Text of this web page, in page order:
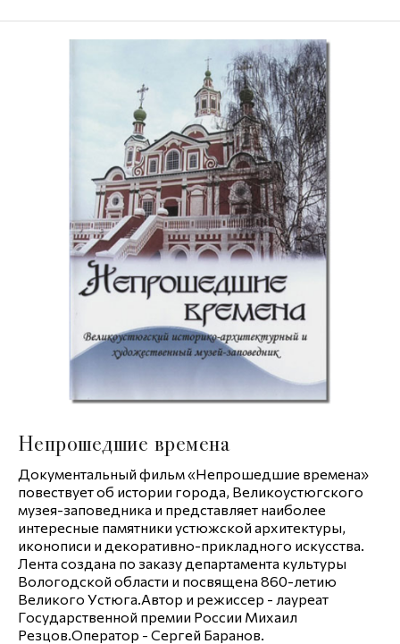
Непрошедшие времена
Документальный фильм «Непрошедшие времена»
повествует об истории города, Великоустюгского
музея-заповедника и представляет наиболее
интересные памятники устюжской архитектуры,
иконописи и декоративно-прикладного искусства.
Лента создана по заказу департамента культуры
Вологодской области и посвящена 860-летию
Великого Устюга.Автор и режиссер - лауреат
Государственной премии России Михаил
Резцов.Оператор - Сергей Баранов.